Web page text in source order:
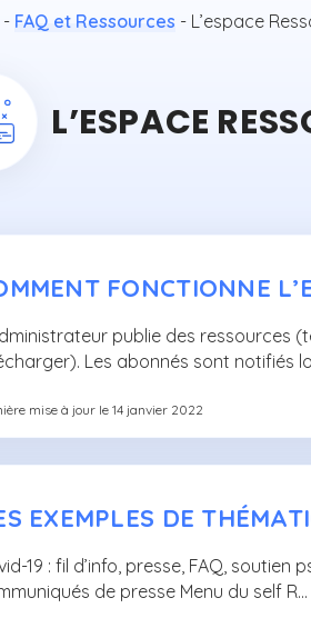
- FAQ et Ressources - L’espace
L’ESPACE
FONCTIONNE
publie des ressources
Les abonnés sont notifiés
mise à jour le 14 janvier 2022
EXEMPLES DE
19 : fil d’info, presse, FAQ,
de presse Menu du self R…